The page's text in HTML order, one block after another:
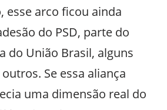
esse arco ficou ainda
do PSD, parte do
do União Brasil, alguns
Se essa aliança
uma dimensão real do